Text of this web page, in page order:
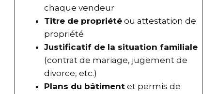
chaque vendeur
Titre de propriétéou attestation de
propriété
Justificatif de la situation familiale
(contrat de mariage, jugement de
divorce, etc.)
Plans du bâtimentet permis de